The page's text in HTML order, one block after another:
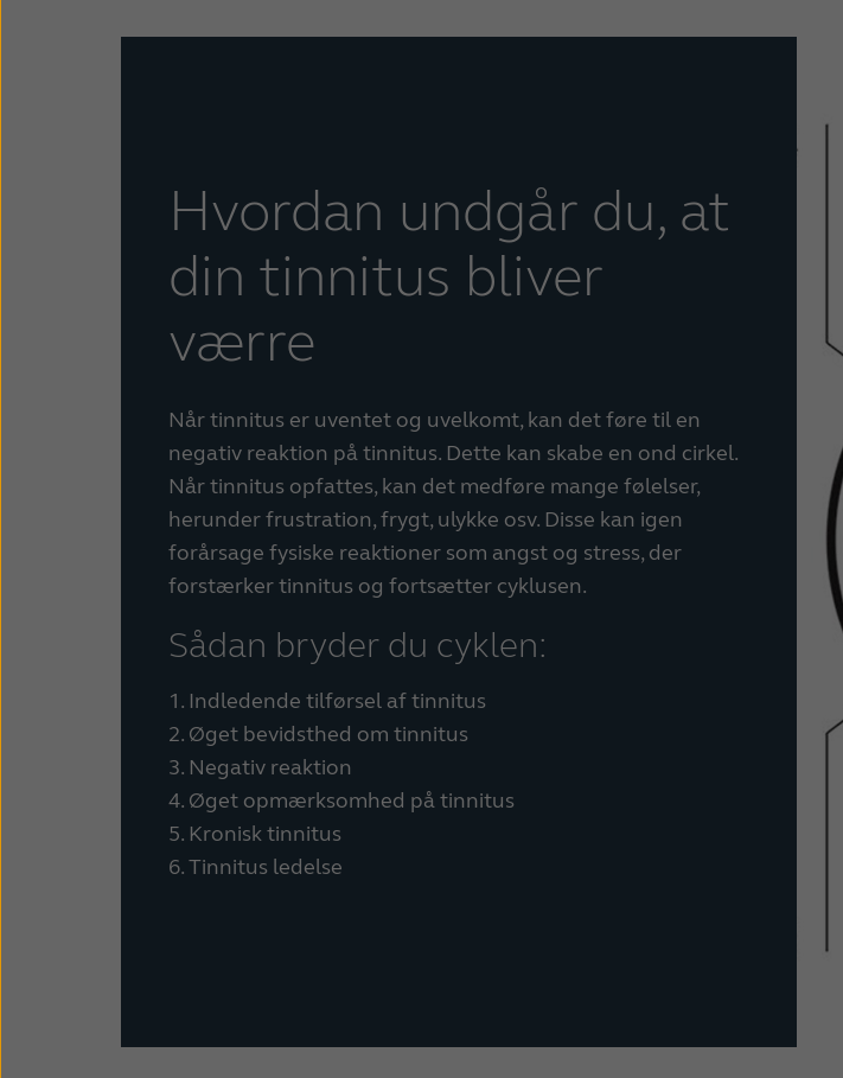
Hvordan undgår du, at
din tinnitus bliver
værre
Når tinnitus er uventet og uvelkomt, kan det føre til en
negativ reaktion på tinnitus. Dette kan skabe en ond cirkel.
Når tinnitus opfattes, kan det medføre mange følelser,
herunder frustration, frygt, ulykke osv. Disse kan igen
forårsage fysiske reaktioner som angst og stress, der
forstærker tinnitus og fortsætter cyklusen.
Sådan bryder du cyklen:
1. Indledende tilførsel af tinnitus
2. Øget bevidsthed om tinnitus
3. Negativ reaktion
4. Øget opmærksomhed på tinnitus
5. Kronisk tinnitus
6. Tinnitus ledelse